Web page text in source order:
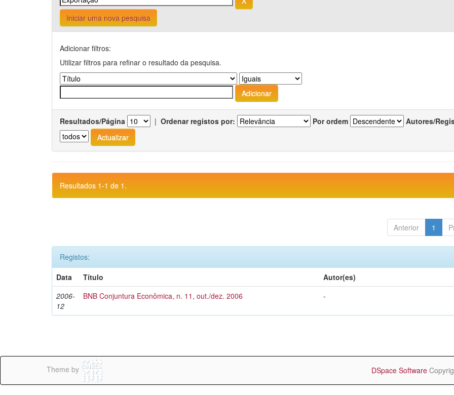
Iniciar uma nova pesquisa
Adicionar filtros:
Utilizar filtros para refinar o resultado da pesquisa.
Resultados/Página | Ordenar registos por: Por ordem Autores/
Resultados 1-1 de 1.
Anterior 1
Registos:
Data
Título
Autor(es)
2006-
12
BNB Conjuntura Econômica, n. 11, out./dez. 2006 -
Theme by DSpace Software